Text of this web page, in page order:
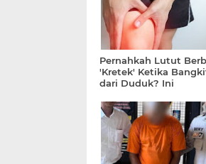
Pernahkah Lutut
'Kretek' Ketika
dari Duduk? Ini